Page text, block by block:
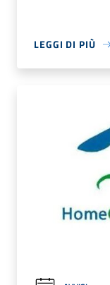
LEGGI DI PIÙ